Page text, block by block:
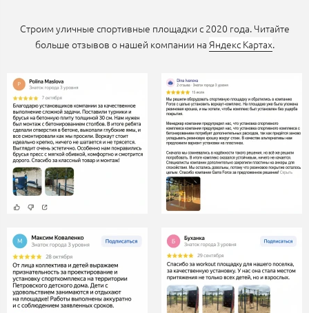
Строим уличные спортивные площадки с 2020 года. Читайте
больше отзывов о нашей компании на Яндекс Картах.